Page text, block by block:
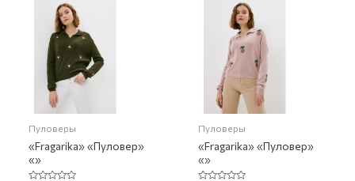
Пуловеры
«Fragarika» «Пуловер»
«»
Пуловеры
«Fragarika» «Пуловер»
«»